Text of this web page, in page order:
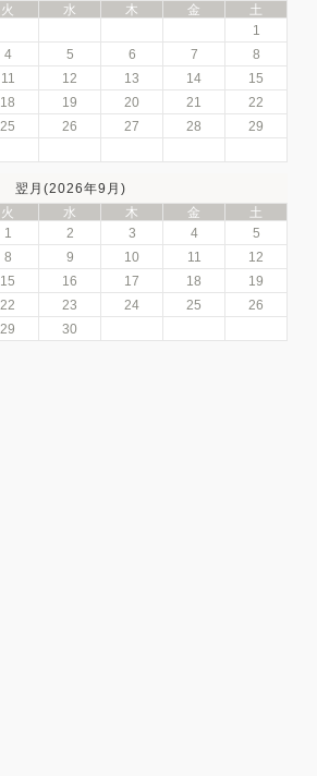
火 水 木 金
土
1
4 5 6 7
8
11 12 13 14
15
18 19 20 21
22
25 26 27 28
29
翌月(2026年9月)
火 水 木 金
土
1
2 3 4
5
8 9 10 11
12
15 16 17 18
19
22 23 24 25
26
29 30